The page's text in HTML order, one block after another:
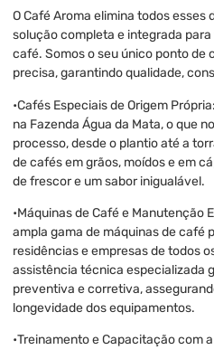
O Café Aroma elimina todos esses
solução completa e integrada
café. Somos o seu único ponto de
precisa, garantindo qualidade,
•Cafés Especiais de Origem
na Fazenda Água da Mata, o que
processo, desde o plantio até a
de cafés em grãos, moídos e em
de frescor e um sabor inigualável.
•Máquinas de Café e Manutenção
ampla gama de máquinas de café
residências e empresas de todos
assistência técnica especializada
preventiva e corretiva,
longevidade dos equipamentos.
•Treinamento e Capacitação com